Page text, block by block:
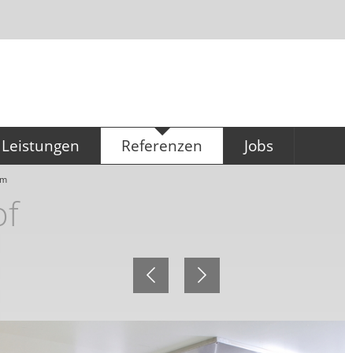
Leistungen
& Planung
Referenzen Jobs